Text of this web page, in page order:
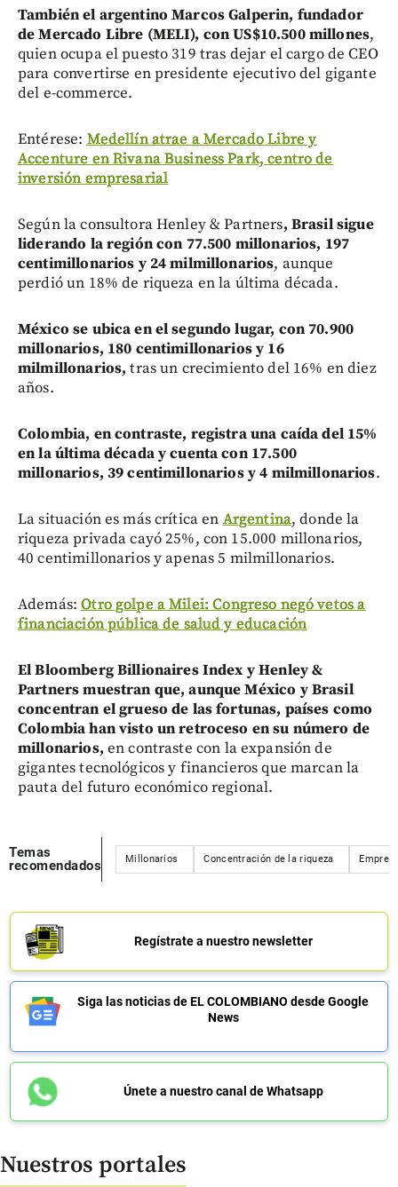
También el argentino Marcos Galperin, fundador
de Mercado Libre (MELI), con US$10.500 millones,
quien ocupa el puesto 319 tras dejar el cargo de CEO
para convertirse en presidente ejecutivo del gigante
del e-commerce.
Entérese: Medellín atrae a Mercado Libre y
Accenture en Rivana Business Park, centro de
inversión empresarial
Según la consultora Henley & Partners, Brasil sigue
liderando la región con 77.500 millonarios, 197
centimillonarios y 24 milmillonarios, aunque
perdió un 18% de riqueza en la última década.
México se ubica en el segundo lugar, con 70.900
millonarios, 180 centimillonarios y 16
milmillonarios,tras un crecimiento del 16% en diez
años.
Colombia, en contraste, registra una caída del 15%
en la última década y cuenta con 17.500
millonarios, 39 centimillonarios y 4 milmillonarios.
La situación es más crítica en Argentina, donde la
riqueza privada cayó 25%, con 15.000 millonarios,
40 centimillonarios y apenas 5 milmillonarios.
Además:Otro golpe a Milei: Congreso negó vetos a
financiación pública de salud y educación
El Bloomberg Billionaires Index y Henley &
Partners muestran que, aunque México y Brasil
concentran el grueso de las fortunas, países como
Colombia han visto un retroceso en su número de
millonarios, en contraste con la expansión de
gigantes tecnológicos y financieros que marcan la
pauta del futuro económico regional.
Temas
recomendados
Millonarios Concentración de la riqueza
Regístrate a nuestro newsletter
Siga las noticias de EL COLOMBIANO desde Google
News
Únete a nuestro canal de Whatsapp
Nuestros portales